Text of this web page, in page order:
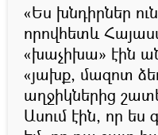
«Ես խնդիրներ
որովհետև
«խաչիխա» էին
«յախք, մազոտ
աղջիկներից
Ասում էին, որ ես